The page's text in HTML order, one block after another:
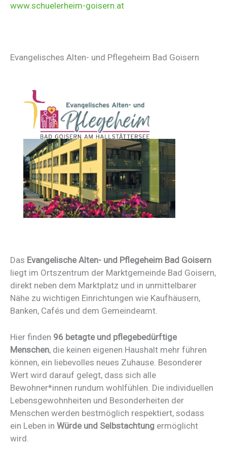
www.schuelerheim-goisern.at
Evangelisches Alten- und Pflegeheim Bad Goisern
Das Evangelische Alten- und Pflegeheim Bad Goisern
liegt im Ortszentrum der Marktgemeinde Bad Goisern,
direkt neben dem Marktplatz und in unmittelbarer
Nähe zu wichtigen Einrichtungen wie Kaufhäusern,
Banken, Cafés und dem Gemeindeamt.
Hier finden 96 betagte und pflegebedürftige
Menschen, die keinen eigenen Haushalt mehr führen
können, ein liebevolles neues Zuhause. Besonderer
Wert wird darauf gelegt, dass sich alle
Bewohner*innen rundum wohlfühlen. Die individuellen
Lebensgewohnheiten und Besonderheiten der
Menschen werden bestmöglich respektiert, sodass
ein Leben in Würde und Selbstachtung ermöglicht
wird.